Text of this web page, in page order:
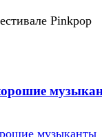
Pinkpop